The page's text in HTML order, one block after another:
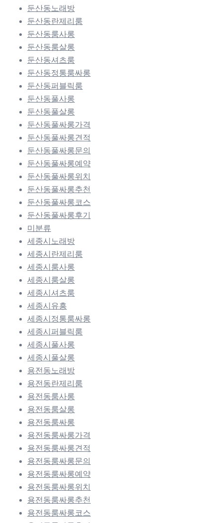
둔산동노래방
둔산동란제리룸
둔산동룸사롱
둔산동룸살롱
둔산동셔츠룸
둔산동정통룸싸롱
둔산동퍼블릭룸
둔산동풀사롱
둔산동풀살롱
둔산동풀싸롱가격
둔산동풀싸롱견적
둔산동풀싸롱문의
둔산동풀싸롱예약
둔산동풀싸롱위치
둔산동풀싸롱추천
둔산동풀싸롱코스
둔산동풀싸롱후기
미분류
세종시노래방
세종시란제리룸
세종시룸사롱
세종시룸살롱
세종시셔츠룸
세종시유흥
세종시정통룸싸롱
세종시퍼블릭룸
세종시풀사롱
세종시풀살롱
용전동노래방
용전동란제리룸
용전동룸사롱
용전동룸살롱
용전동룸싸롱
용전동룸싸롱가격
용전동룸싸롱견적
용전동룸싸롱문의
용전동룸싸롱예약
용전동룸싸롱위치
용전동룸싸롱추천
용전동룸싸롱코스